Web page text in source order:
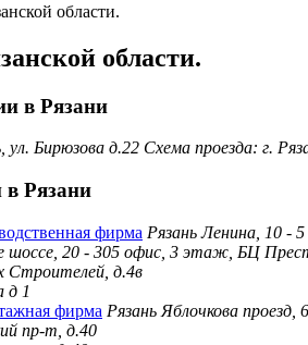
области.
области.
в Рязани
ул. Бирюзова д.22 Схема проезда: г.
в Рязани
фирма Рязань Ленина, 10 -
шоссе, 20 - 305 офис, 3 этаж, БЦ
Строителей, д.4в
д 1
фирма Рязань Яблочкова
пр-т, д.40